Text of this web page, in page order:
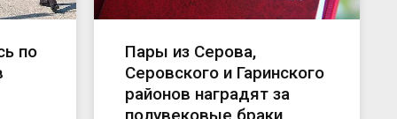
по
Пары из Серова,
Серовского и Гаринского
районов наградят за